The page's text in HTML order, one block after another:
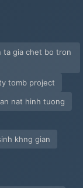
ta gia chet bo tron
tomb project
nat hinh tuong
khng gian